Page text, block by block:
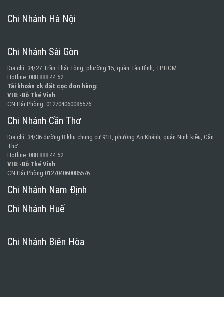
Chi Nhánh Hà Nội
Chi Nhánh Sài Gòn
Địa chỉ: 34/27 Trần Thái Tông, phường 15, quận Tân Bình, TP.HCM
Hotline: 088 888 44 52
Tài khoản ck đặt cọc đơn hàng:
VIB: -Đỗ Thế Vinh
CN Hải Phòng 012704060085576
Chi Nhánh Cần Thơ
Địa chỉ: 34/36 đường B khu chung cư 91B, phường An Khánh, quận Ninh kiều, Cần
Thơ
Hotline: 088 888 44 52
VIB: -Đỗ Thế Vinh
CN Hải Phòng 012704060085576
Chi Nhánh Nam Định
Chi Nhánh Huế
Chi Nhánh Biên Hòa